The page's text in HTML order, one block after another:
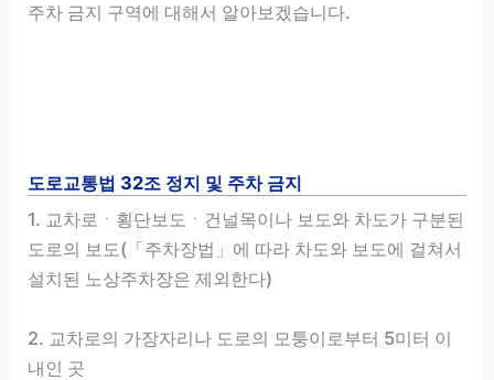
주차 금지 구역에 대해서 알아보겠습니다.
도로교통법 32조 정지 및 주차 금지
1. 교차로ㆍ횡단보도ㆍ건널목이나 보도와 차도가 구분된
도로의 보도(「주차장법」에 따라 차도와 보도에 걸쳐서
설치된 노상주차장은 제외한다)
2. 교차로의 가장자리나 도로의 모퉁이로부터 5미터 이
내인 곳